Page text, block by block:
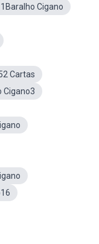
Cigano
Cartas
Cigano3